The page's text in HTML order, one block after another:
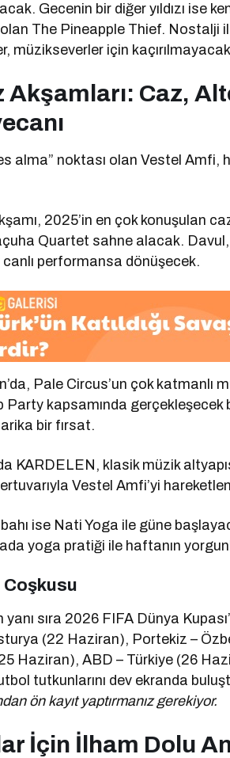
Gecenin bir diğer yıldızı ise
The Pineapple Thief. Nostalji
müzikseverler için
Akşamları: Caz,
alma” noktası olan Vestel Amfi,
2025’in en çok konuşulan
Quartet sahne alacak.
performansa dönüşecek.
Pale Circus’un çok katmanlı
kapsamında gerçekleşecek
bir fırsat.
KARDELEN, klasik müzik
Vestel Amfi’yi
ise Nati Yoga ile güne
yoga pratiği ile haftanın
Coşkusu
sıra 2026 FIFA Dünya
(22 Haziran), Portekiz –
Haziran), ABD – Türkiye (26
tutkunlarını dev ekranda
ön kayıt yaptırmanız gerekiyor.
İçin İlham Dolu